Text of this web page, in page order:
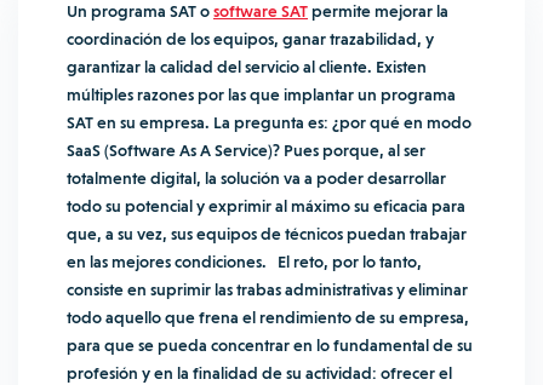
Un programa SAT osoftware SATpermite mejorar la
coordinación de los equipos, ganar trazabilidad, y
garantizar la calidad del servicio al cliente. Existen
múltiples razones por las que implantar un programa
SAT en su empresa. La pregunta es: ¿por qué en modo
SaaS (Software As A Service)? Pues porque, al ser
totalmente digital, la solución va a poder desarrollar
todo su potencial y exprimir al máximo su eficacia para
que, a su vez, sus equipos de técnicos puedan trabajar
en las mejores condiciones. El reto, por lo tanto,
consiste en suprimir las trabas administrativas y eliminar
todo aquello que frena el rendimiento de su empresa,
para que se pueda concentrar en lo fundamental de su
profesión y en la finalidad de su actividad: ofrecer el